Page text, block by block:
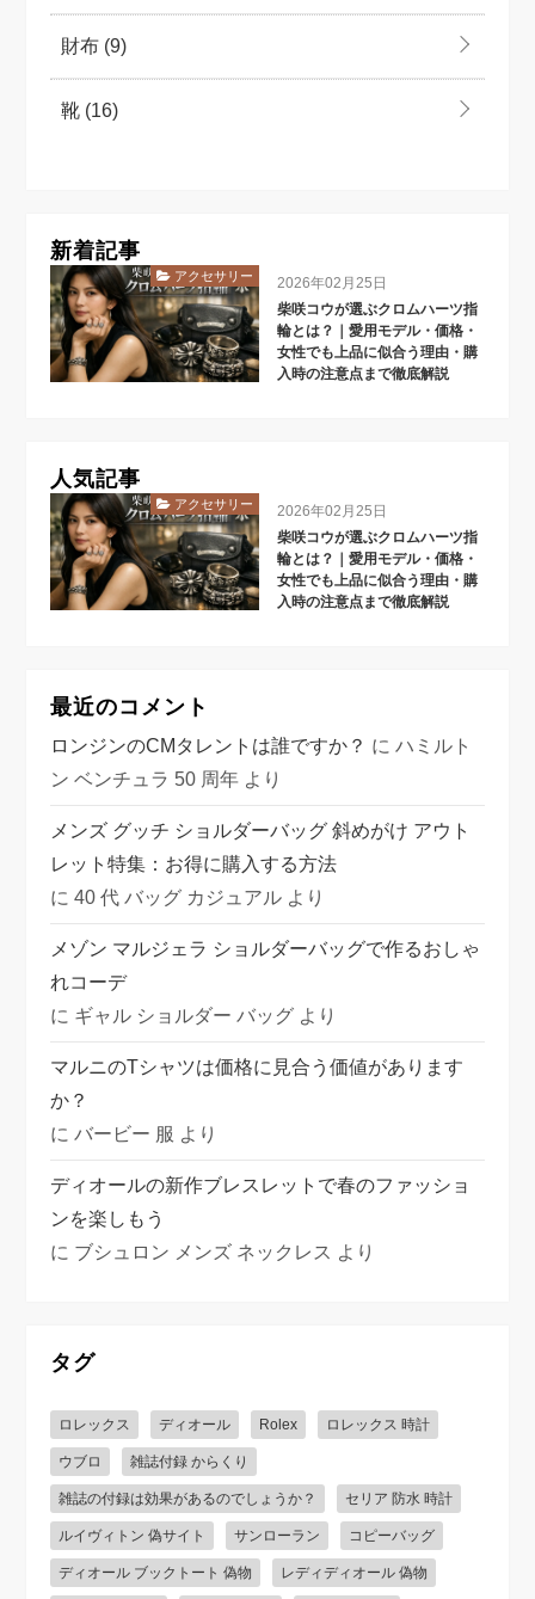
財布 (9)
靴 (16)
新着記事
アクセサリー
2026年02月25日
柴咲コウが選ぶクロムハーツ指
輪とは？｜愛用モデル・価格・
女性でも上品に似合う理由・購
入時の注意点まで徹底解説
人気記事
アクセサリー
2026年02月25日
柴咲コウが選ぶクロムハーツ指
輪とは？｜愛用モデル・価格・
女性でも上品に似合う理由・購
入時の注意点まで徹底解説
最近のコメント
ロンジンのCMタレントは誰ですか？ にハミルト
ン ベンチュラ 50 周年 より
メンズ グッチ ショルダーバッグ 斜めがけ アウト
レット特集：お得に購入する方法
に40 代 バッグ カジュアル より
メゾン マルジェラ ショルダーバッグで作るおしゃ
れコーデ
に ギャル ショルダー バッグ より
マルニのTシャツは価格に見合う価値があります
か？
にバービー 服 より
ディオールの新作ブレスレットで春のファッショ
ンを楽しもう
に ブシュロン メンズ ネックレス より
タグ
ロレックス ディオール Rolex ロレックス 時計
ウブロ 雑誌付録 からくり
雑誌の付録は効果があるのでしょうか？ セリア 防水 時計
ルイヴィトン 偽サイト サンローラン コピーバッグ
ディオール ブックトート 偽物 レディディオール 偽物